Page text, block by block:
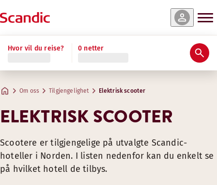
Hvor vil du reise? 0 netter
Om oss Tilgjengelighet Elektrisk scooter
ELEKTRISK SCOOTER
Scootere er tilgjengelige på utvalgte Scandic-
hoteller i Norden. I listen nedenfor kan du enkelt se
på hvilket hotell de tilbys.